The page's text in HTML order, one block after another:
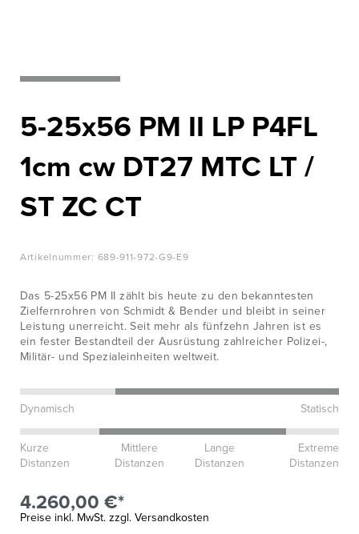
KARRIERE
5-25x56 PM II LP P4FL
1cm cw DT27 MTC LT /
ST ZC CT
Artikelnummer: 689-911-972-G9-E9
Das 5-25x56 PM II zählt bis heute zu den bekanntesten
Zielfernrohren von Schmidt & Bender und bleibt in seiner
Leistung unerreicht. Seit mehr als fünfzehn Jahren ist es
ein fester Bestandteil der Ausrüstung zahlreicher Polizei-,
Militär- und Spezialeinheiten weltweit.
Dynamisch Statisch
Kurze
Distanzen
Mittlere
Distanzen
Lange
Distanzen
Extreme
Distanzen
4.260,00 €*
Preise inkl. MwSt. zzgl. Versandkosten